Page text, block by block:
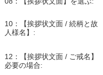
10：【挨拶状文面 / 続柄と故
人様名】:
12：【挨拶状文面 / ご戒名】
必要の場合: